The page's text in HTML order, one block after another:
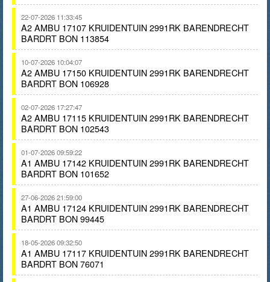
22-07-2026 11:33:45
A2 AMBU 17107 KRUIDENTUIN 2991RK BARENDRECHT
BARDRT BON 113854
10-07-2026 10:04:07
A2 AMBU 17150 KRUIDENTUIN 2991RK BARENDRECHT
BARDRT BON 106928
02-07-2026 17:27:47
A2 AMBU 17115 KRUIDENTUIN 2991RK BARENDRECHT
BARDRT BON 102543
01-07-2026 09:59:22
A1 AMBU 17142 KRUIDENTUIN 2991RK BARENDRECHT
BARDRT BON 101652
27-06-2026 21:59:00
A1 AMBU 17124 KRUIDENTUIN 2991RK BARENDRECHT
BARDRT BON 99445
18-05-2026 09:32:50
A1 AMBU 17117 KRUIDENTUIN 2991RK BARENDRECHT
BARDRT BON 76071